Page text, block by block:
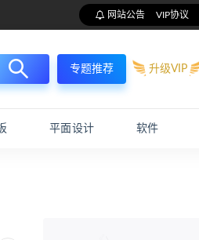
网站公告 VIP协议
专题推荐 升级VIP
平面设计 软件